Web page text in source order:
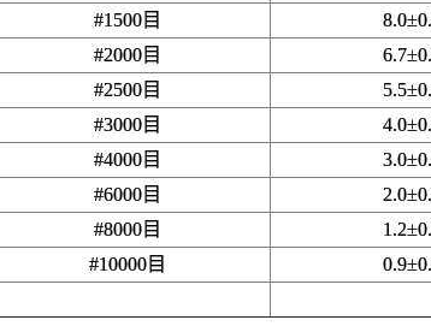
#1500目
#2000目
#2500目
#3000目
#4000目
#6000目
#8000目
#10000目